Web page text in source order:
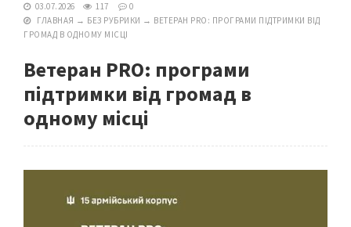
03.07.2026 117
0
ГЛАВНАЯ → БЕЗ РУБРИКИ → ВЕТЕРАН PRO: ПРОГРАМИ ПІДТРИМКИ ВІД
ГРОМАД В ОДНОМУ МІСЦІ
Ветеран PRO: програми
підтримки від громад в
одному місці